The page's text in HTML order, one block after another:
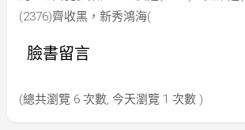
(2376)齊收黑，新秀鴻海(
臉書留言
(總共瀏覽 6 次數, 今天瀏覽 1 次數 )